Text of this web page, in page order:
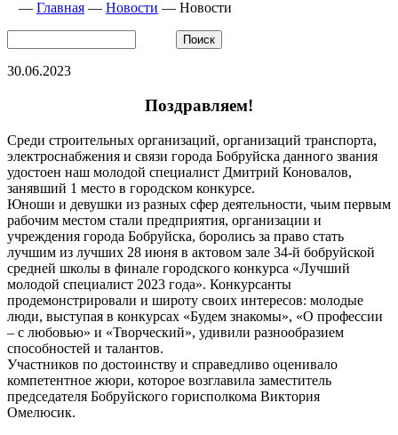
— Главная — Новости — Новости
30.06.2023
Поздравляем!
Среди строительных организаций, организаций транспорта,
электроснабжения и связи города Бобруйска данного звания
удостоен наш молодой специалист Дмитрий Коновалов,
занявший 1 место в городском конкурсе.
Юноши и девушки из разных сфер деятельности, чьим первым
рабочим местом стали предприятия, организации и
учреждения города Бобруйска, боролись за право стать
лучшим из лучших 28 июня в актовом зале 34-й бобруйской
средней школы в финале городского конкурса «Лучший
молодой специалист 2023 года». Конкурсанты
продемонстрировали и широту своих интересов: молодые
люди, выступая в конкурсах «Будем знакомы», «О профессии
– с любовью» и «Творческий», удивили разнообразием
способностей и талантов.
Участников по достоинству и справедливо оценивало
компетентное жюри, которое возглавила заместитель
председателя Бобруйского горисполкома Виктория
Омелюсик.